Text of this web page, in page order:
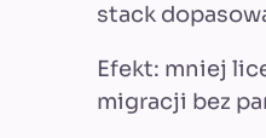
stack
Efekt: mniej
migracji bez